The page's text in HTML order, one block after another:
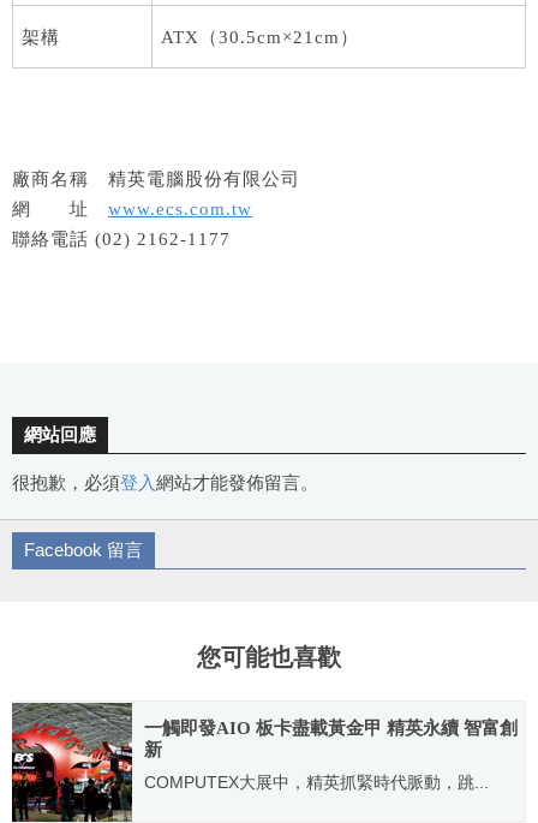
架構 ATX（30.5cm×21cm）
廠商名稱 精英電腦股份有限公司
網 址 www.ecs.com.tw
聯絡電話 (02) 2162-1177
網站回應
很抱歉，必須登入網站才能發佈留言。
Facebook 留言
您可能也喜歡
一觸即發AIO 板卡盡載黃金甲 精英永續 智富創
新
COMPUTEX大展中，精英抓緊時代脈動，跳...